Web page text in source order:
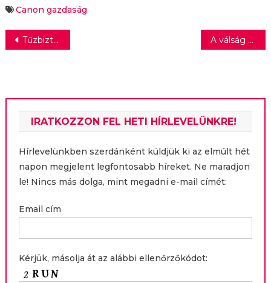
Canon gazdaság
Bejegyzés
Tűzbiztos adomány A válság előtti szinten a hazai reklámköltés
IRATKOZZON FEL HETI HÍRLEVELÜNKRE!
Hírlevelünkben szerdánként küldjük ki az elmúlt hét
napon megjelent legfontosabb híreket. Ne maradjon
le! Nincs más dolga, mint megadni e-mail címét:
Email cím
Kérjük, másolja át az alábbi ellenőrzőkódot: